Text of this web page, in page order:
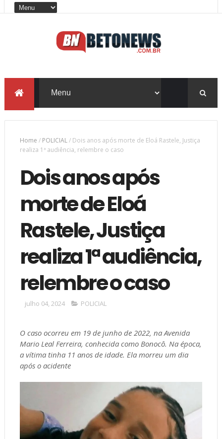
Home / POLICIAL/ Dois anos após morte de Eloá Rastele, Justiça
realiza 1ª audiência, relembre o caso
Dois anos após
morte de Eloá
Rastele, Justiça
realiza 1ª audiência,
relembre o caso
julho 04, 2024 POLICIAL
O caso ocorreu em 19 de junho de 2022, na Avenida
Mario Leal Ferreira, conhecida como Bonocô. Na época,
a vítima tinha 11 anos de idade. Ela morreu um dia
após o acidente